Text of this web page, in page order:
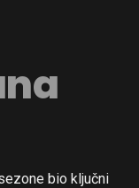
bio ključni